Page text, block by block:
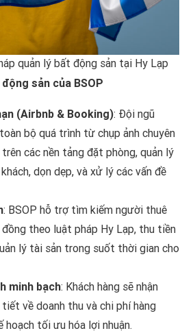
quản lý bất động sản tại Hy Lạp
sản của BSOP
(Airbnb & Booking): Đội ngũ
bộ quá trình từ chụp ảnh chuyên
các nền tảng đặt phòng, quản lý
dọn dẹp, và xử lý các vấn đề
: BSOP hỗ trợ tìm kiếm người thuê
theo luật pháp Hy Lạp, thu tiền
lý tài sản trong suốt thời gian cho
minh bạch: Khách hàng sẽ nhận
về doanh thu và chi phí hàng
hoạch tối ưu hóa lợi nhuận.